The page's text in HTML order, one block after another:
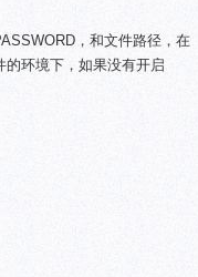
，和文件路径，在
的环境下，如果没有开启